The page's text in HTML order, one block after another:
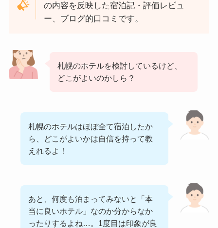
の内容を反映した宿泊記・評価レビュ
ー、ブログ的口コミです。
札幌のホテルを検討しているけど、
どこがよいのかしら？
札幌のホテルはほぼ全て宿泊したか
ら、どこがよいかは自信を持って教
えれるよ！
あと、何度も泊まってみないと「本
当に良いホテル」なのか分からなか
ったりするよね…。1度目は印象が良